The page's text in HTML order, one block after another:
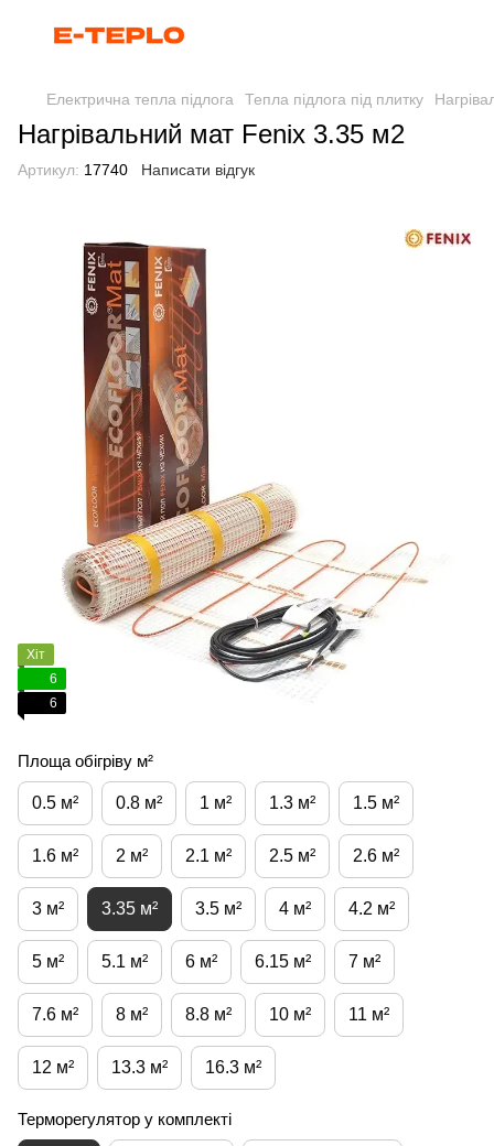
Електрична тепла підлога Тепла підлога під плитку
Нагрівальний мат Fenix 3.35 м2
Артикул: 17740 Написати відгук
Хіт
6
6
Площа обігріву м²
0.5 м² 0.8 м² 1 м² 1.3 м² 1.5 м²
1.6 м² 2 м² 2.1 м² 2.5 м² 2.6 м²
3 м² 3.35 м² 3.5 м² 4 м² 4.2 м²
5 м² 5.1 м² 6 м² 6.15 м² 7 м²
7.6 м² 8 м² 8.8 м² 10 м² 11 м²
12 м² 13.3 м² 16.3 м²
Терморегулятор у комплекті